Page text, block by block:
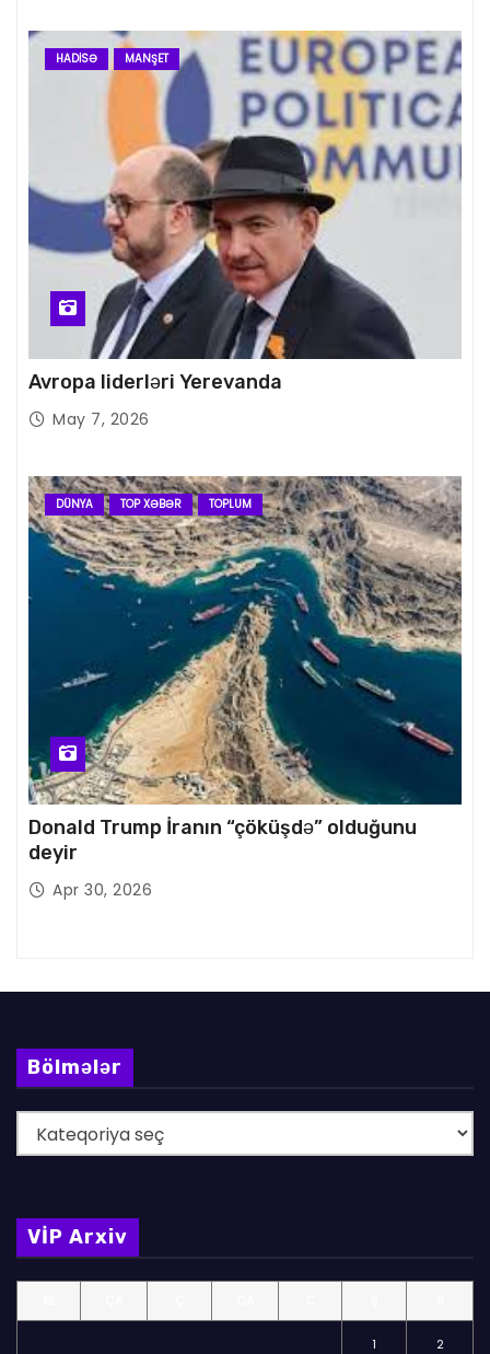
HADISƏ MANŞET
Avropa liderləri Yerevanda
May 7, 2026
DÜNYA TOP XƏBƏR TOPLUM
Donald Trump İranın “çöküşdə” olduğunu
deyir
Apr 30, 2026
Bölmələr
ö
m
l
VİP Arxiv
1 2